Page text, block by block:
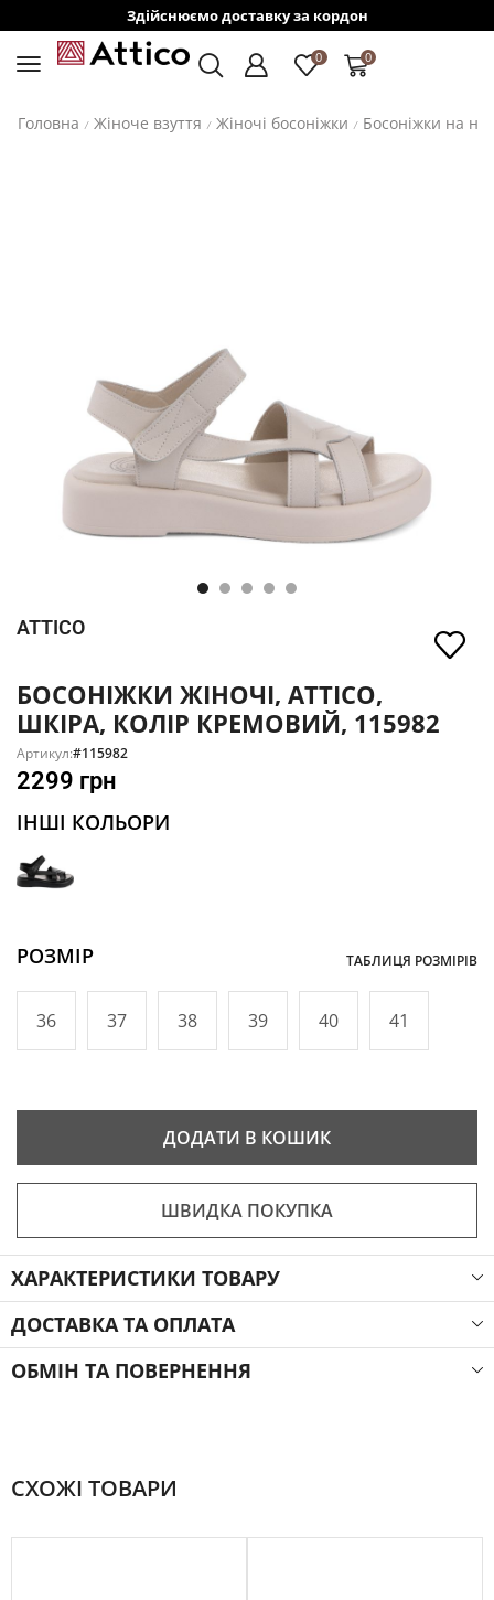
Здійснюємо доставку за кордон
0 0
Головна / Жіноче взуття / Жіночі босоніжки / Босоніжки на
ATTICO
БОСОНІЖКИ ЖІНОЧІ, ATTICO,
ШКІРА, КОЛІР КРЕМОВИЙ, 115982
Артикул:#115982
2299 грн
ІНШІ КОЛЬОРИ
РОЗМІР ТАБЛИЦЯ РОЗМІРІВ
36 37 38 39 40 41
ДОДАТИ В КОШИК
ШВИДКА ПОКУПКА
ХАРАКТЕРИСТИКИ ТОВАРУ
ДОСТАВКА ТА ОПЛАТА
ОБМІН ТА ПОВЕРНЕННЯ
СХОЖІ ТОВАРИ